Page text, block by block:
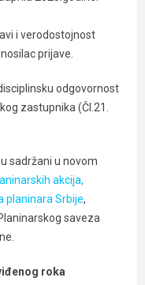
i verodostojnost
prijave.
odgovornost
zastupnika (Čl.21.
sadržani u novom
akcija,
planinara Srbije,
saveza
roka